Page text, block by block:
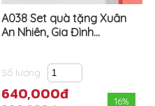
A038 Set quà tặng Xuân
An Nhiên, Gia Đình...
Số lượng
640,000đ 16%